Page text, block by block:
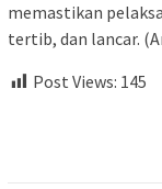
memastikan
tertib, dan lancar.
Post Views: 145